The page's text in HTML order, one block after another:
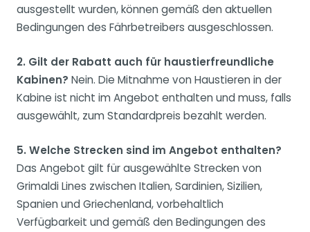
ausgestellt wurden, können gemäß den aktuellen
Bedingungen des Fährbetreibers ausgeschlossen.
2. Gilt der Rabatt auch für haustierfreundliche
Kabinen? Nein. Die Mitnahme von Haustieren in der
Kabine ist nicht im Angebot enthalten und muss, falls
ausgewählt, zum Standardpreis bezahlt werden.
5. Welche Strecken sind im Angebot enthalten?
Das Angebot gilt für ausgewählte Strecken von
Grimaldi Lines zwischen Italien, Sardinien, Sizilien,
Spanien und Griechenland, vorbehaltlich
Verfügbarkeit und gemäß den Bedingungen des